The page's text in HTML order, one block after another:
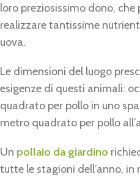
loro preziosissimo dono,
realizzare tantissime
uova.
Le dimensioni del luogo
esigenze di questi animali:
quadrato per pollo in uno
metro quadrato per pollo
Un pollaio da giardino
tutte le stagioni dell’anno,